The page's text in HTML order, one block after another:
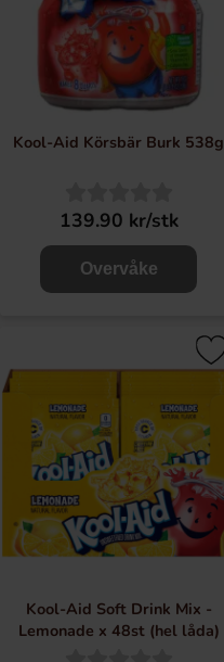
Kool-Aid Körsbär Burk 538g
139.90 kr/stk
Overvåke
Kool-Aid Soft Drink Mix -
Lemonade x 48st (hel låda)